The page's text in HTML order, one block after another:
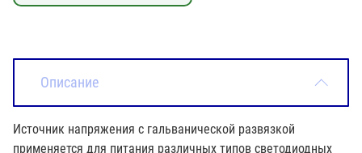
Описание
Источник напряжения с гальванической развязкой
применяется для питания различных типов светодиодных